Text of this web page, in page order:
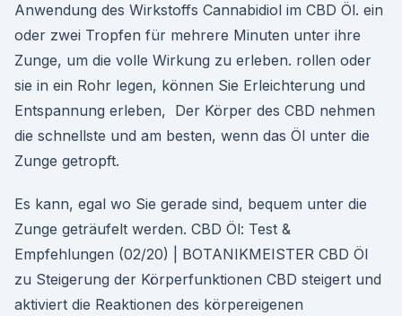
Anwendung des Wirkstoffs Cannabidiol im CBD Öl. ein
oder zwei Tropfen für mehrere Minuten unter ihre
Zunge, um die volle Wirkung zu erleben. rollen oder
sie in ein Rohr legen, können Sie Erleichterung und
Entspannung erleben, Der Körper des CBD nehmen
die schnellste und am besten, wenn das Öl unter die
Zunge getropft.
Es kann, egal wo Sie gerade sind, bequem unter die
Zunge geträufelt werden. CBD Öl: Test &
Empfehlungen (02/20) | BOTANIKMEISTER CBD Öl
zu Steigerung der Körperfunktionen CBD steigert und
aktiviert die Reaktionen des körpereigenen